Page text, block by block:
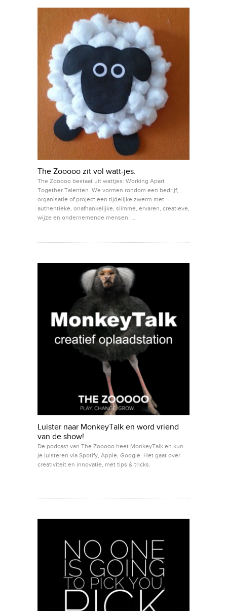
The Zooooo zit vol watt-jes.
The Zooooo bestaat uit wattjes: Working Apart
Together Talenten. We vormen rondom een bedrijf,
organisatie of project een tijdelijke zwerm met
authentieke, onafhankelijke, slimme, ervaren, creatieve,
wijze en ondernemende mensen. …
Luister naar MonkeyTalk en word vriend
van de show!
De podcast van The Zooooo heet MonkeyTalk en kun
je luisteren via Spotify, Apple, Google. Het gaat over
creativiteit en innovatie, met tips & tricks.